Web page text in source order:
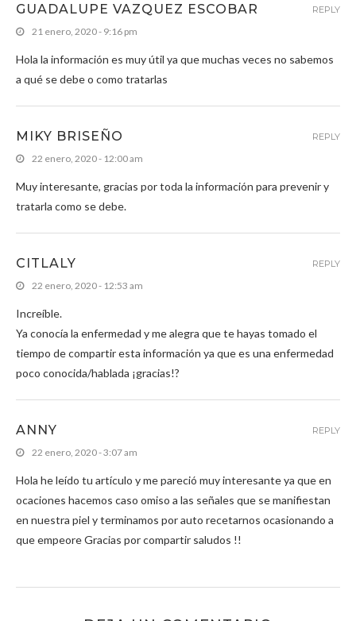
GUADALUPE VAZQUEZ ESCOBAR
21 enero, 2020 - 9:16 pm
Hola la información es muy útil ya que muchas veces no sabemos
a qué se debe o como tratarlas
REPLY
MIKY BRISEÑO
22 enero, 2020 - 12:00 am
Muy interesante, gracias por toda la información para prevenir y
tratarla como se debe.
REPLY
CITLALY
22 enero, 2020 - 12:53 am
Increíble.
Ya conocía la enfermedad y me alegra que te hayas tomado el
tiempo de compartir esta información ya que es una enfermedad
poco conocida/hablada ¡gracias!?
REPLY
ANNY
22 enero, 2020 - 3:07 am
Hola he leído tu artículo y me pareció muy interesante ya que en
ocaciones hacemos caso omiso a las señales que se manifiestan
en nuestra piel y terminamos por auto recetarnos ocasionando a
que empeore Gracias por compartir saludos !!
REPLY